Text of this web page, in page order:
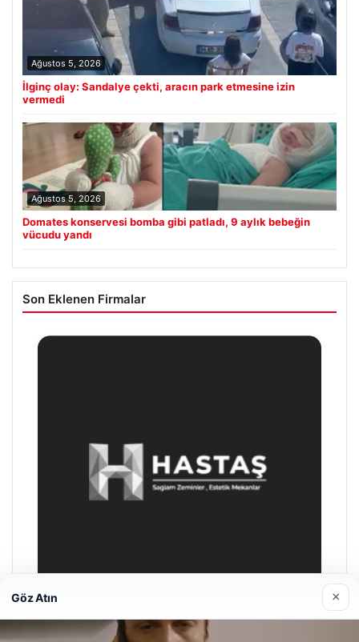
Ağustos 5, 2026
İlginç olay: Sandalye çekti, aracın park etmesine izin
vermedi
Ağustos 5, 2026
Domates konservesi bomba gibi patladı, 9 aylık bebeğin
vücudu yandı
Son Eklenen Firmalar
Göz Atın ×